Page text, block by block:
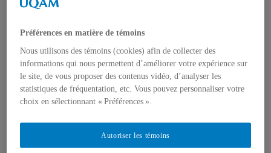
Communication
École de langues
École des médias
Éducation
Département de didactique
Département de didactique des langues
Département d'éducation et formation spécialisées
Département d'éducation et pédagogie
Gestion
Département de management
Département de marketing
Département de stratégie, responsabilité sociale et
Préférences en matière de témoins
Nous utilisons des témoins (cookies) afin de collecter des
informations qui nous permettent d’améliorer votre expérience sur
le site, de vous proposer des contenus vidéo, d’analyser les
statistiques de fréquentation, etc. Vous pouvez personnaliser votre
choix en sélectionnant « Préférences ».
Autoriser les témoins